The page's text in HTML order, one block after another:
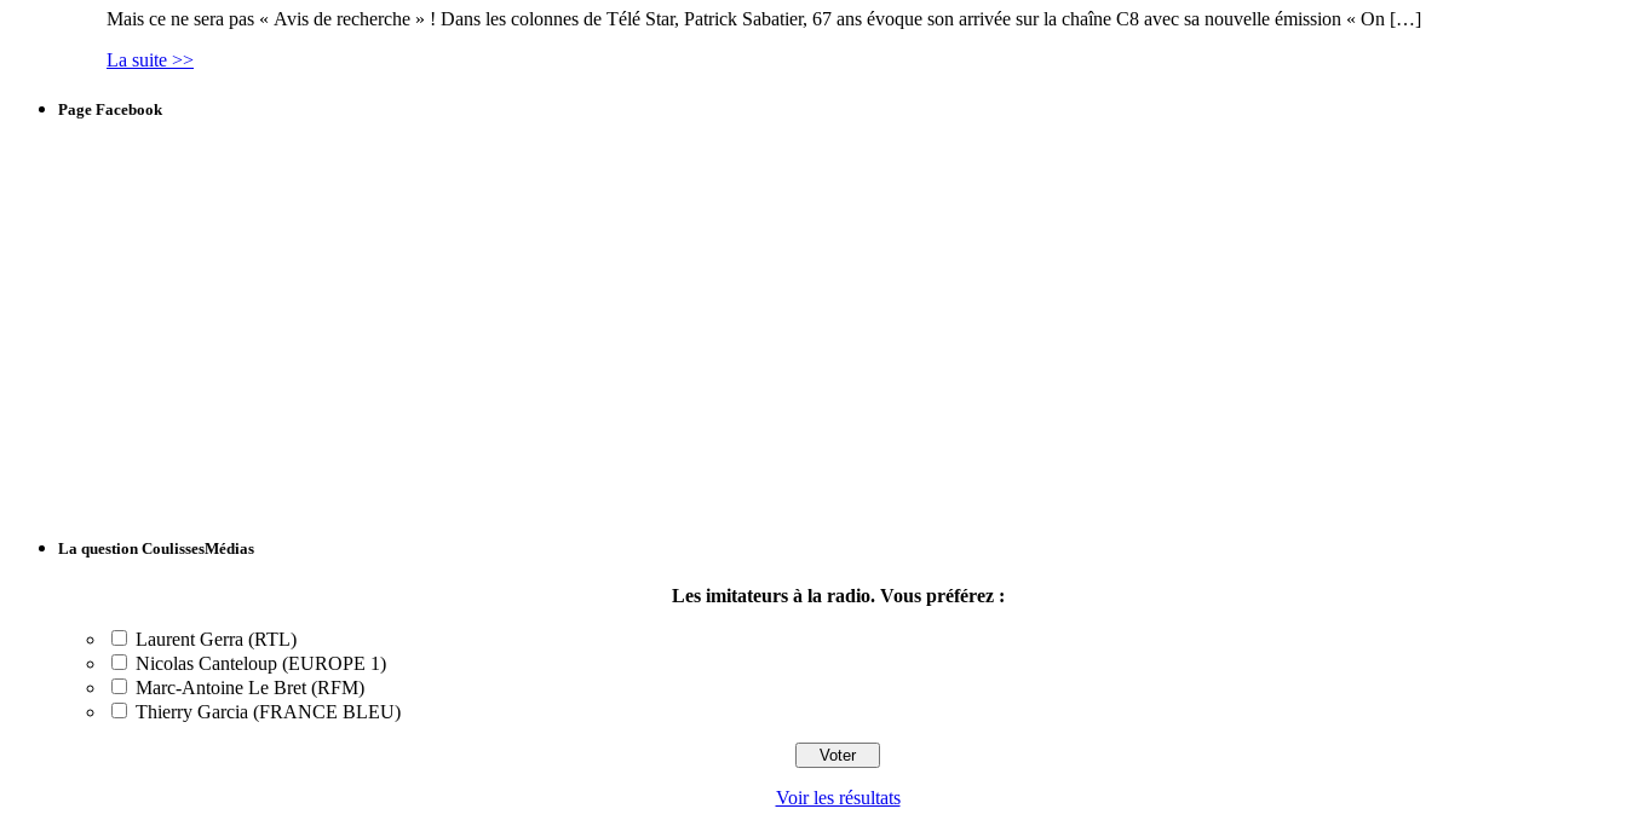
Mais ce ne sera pas « Avis de recherche » ! Dans les colonnes de Télé Star, Patrick Sabatier, 67 ans évoque son arrivée sur la chaîne C8 avec sa nouvelle émission « On […]
La suite >>
Page Facebook
La question CoulissesMédias
Les imitateurs à la radio. Vous préférez :
Laurent Gerra (RTL)
Nicolas Canteloup (EUROPE 1)
Marc-Antoine Le Bret (RFM)
Thierry Garcia (FRANCE BLEU)
Voir les résultats